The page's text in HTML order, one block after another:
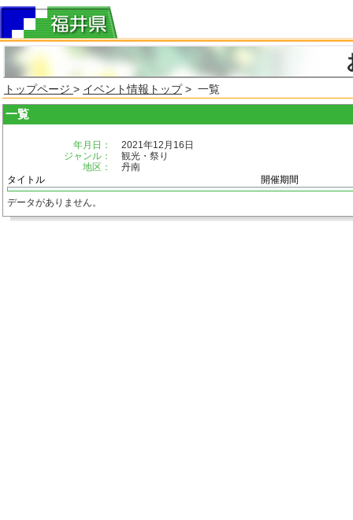
トップページ > イベント情報トップ> 一覧
一覧
年月日：
2021年12月16日
ジャンル：
観光・祭り
地区：
丹南
タイトル
開催期間
データがありません。